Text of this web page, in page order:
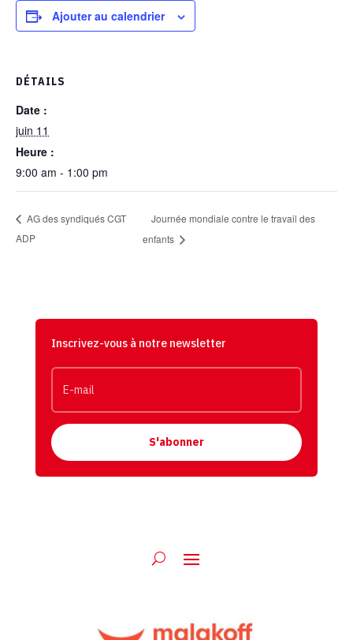
Ajouter au calendrier
DÉTAILS
Date :
juin 11
Heure :
9:00 am - 1:00 pm
AG des syndiqués CGT
ADP
Journée mondiale contre le travail des
enfants
Inscrivez-vous à notre newsletter
S'abonner